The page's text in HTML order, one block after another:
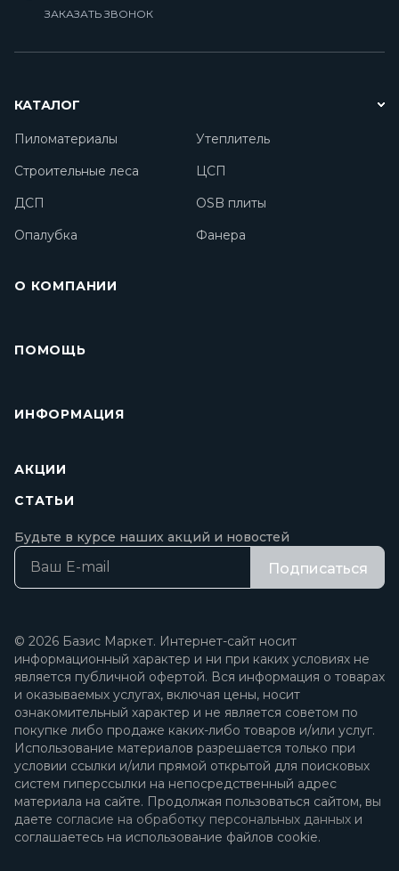
ЗАКАЗАТЬ ЗВОНОК
КАТАЛОГ
Пиломатериалы
Утеплитель
Строительные леса
ЦСП
ДСП
OSB плиты
Опалубка
Фанера
О КОМПАНИИ
ПОМОЩЬ
ИНФОРМАЦИЯ
АКЦИИ
СТАТЬИ
Будьте в курсе наших акций и новостей
Подписаться
© 2026 Базис Маркет. Интернет-сайт носит
информационный характер и ни при каких условиях не
является публичной офертой. Вся информация о товарах
и оказываемых услугах, включая цены, носит
ознакомительный характер и не является советом по
покупке либо продаже каких-либо товаров и/или услуг.
Использование материалов разрешается только при
условии ссылки и/или прямой открытой для поисковых
систем гиперссылки на непосредственный адрес
материала на сайте. Продолжая пользоваться сайтом, вы
даете согласие на обработку персональных данных и
соглашаетесь на использование файлов cookie.